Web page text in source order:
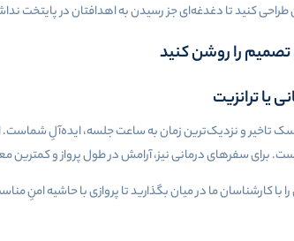
کنید تا دغدغه‌ای جز رسیدن به اهدافتان در پایتخت
تاخیر و نزدیک‌ترین زمان به ساعت جلسه، ایده‌آلِ شماست.
برای سفرهای درمانی نیز، آرامش در طول پرواز و کمترین
کارشناسان ما در میان بگذارید تا پروازی با حاشیه امنِ